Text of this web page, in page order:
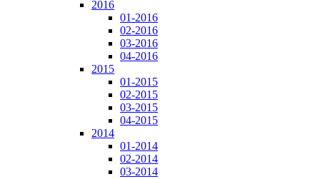
2016
01-2016
02-2016
03-2016
04-2016
2015
01-2015
02-2015
03-2015
04-2015
2014
01-2014
02-2014
03-2014